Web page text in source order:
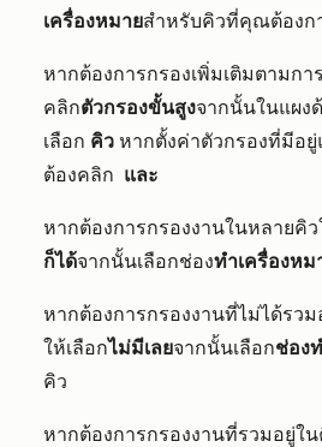
เครื่องหมายสำหรับคิวที่คุณต้องก
หากต้องการกรองเพิ่มเติมตามก
คลิกตัวกรองขั้นสูงจากนั้นในแผง
เลือก คิว หากตั้งค่าตัวกรองที่มีอ
ต้องคลิก และ
หากต้องการกรองงานในหลายคิว
ก็ได้จากนั้นเลือกช่องทำเครื่องหม
หากต้องการกรองงานที่ไม่ได้รว
ให้เลือกไม่มีเลยจากนั้นเลือกช่อง
คิว
หากต้องการกรองงานที่รวมอยู่ใน